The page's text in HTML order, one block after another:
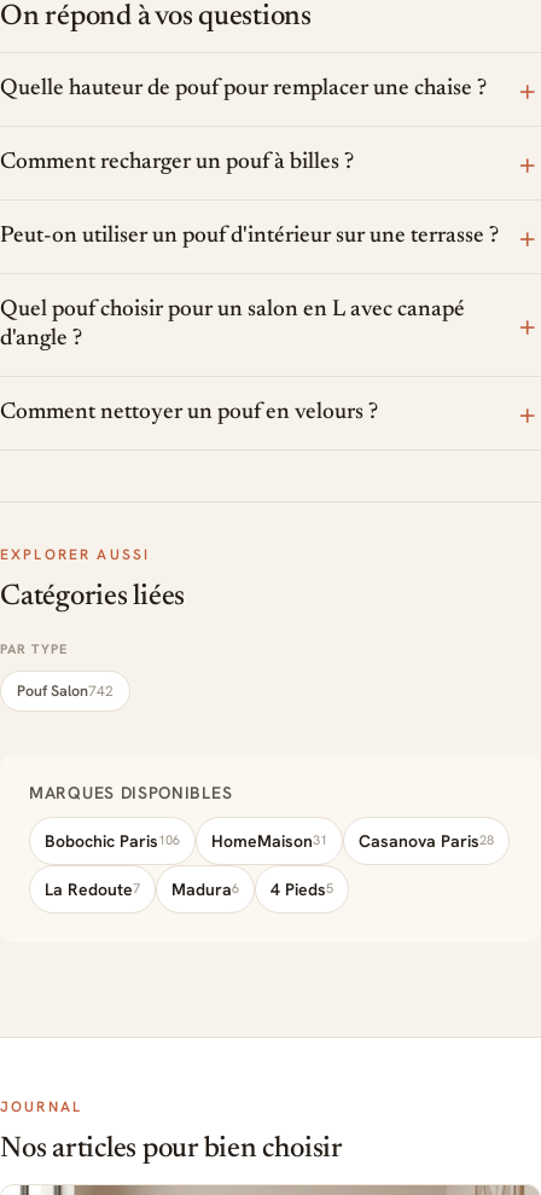
On répond à vos questions
Quelle hauteur de pouf pour remplacer une chaise ? +
Comment recharger un pouf à billes ? +
Peut-on utiliser un pouf d'intérieur sur une terrasse ? +
Quel pouf choisir pour un salon en L avec canapé
d'angle ?
+
Comment nettoyer un pouf en velours ? +
EXPLORER AUSSI
Catégories liées
PAR TYPE
Pouf Salon742
MARQUES DISPONIBLES
Bobochic Paris106 HomeMaison31 Casanova Paris28
La Redoute7 Madura6 4 Pieds5
JOURNAL
Nos articles pour bien choisir